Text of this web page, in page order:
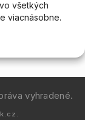
všetkých
viacnásobne.
vyhradené.